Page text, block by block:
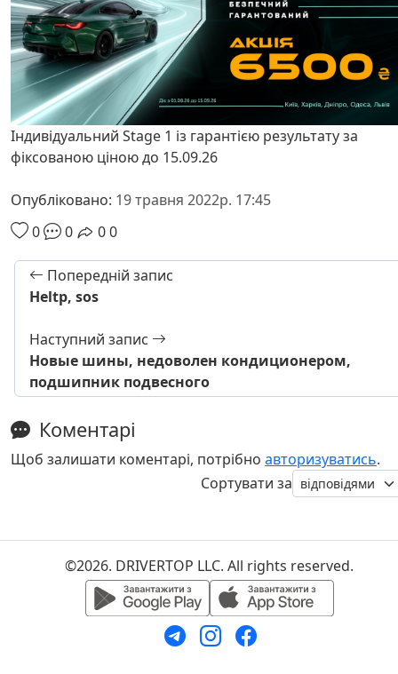
Індивідуальний Stage 1 із гарантією результату за
фіксованою ціною до 15.09.26
Опубліковано: 19 травня 2022р. 17:45
0
0 00
Попередній запис
Heltp, sos
Наступний запис
Новые шины, недоволен кондиционером,
подшипник подвесного
Коментарі
Щоб залишати коментарі, потрібно авторизуватись.
Сортувати за
©2026. DRIVERTOP LLC. All rights reserved.